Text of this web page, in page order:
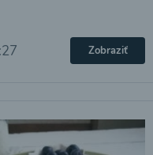
Zobraziť